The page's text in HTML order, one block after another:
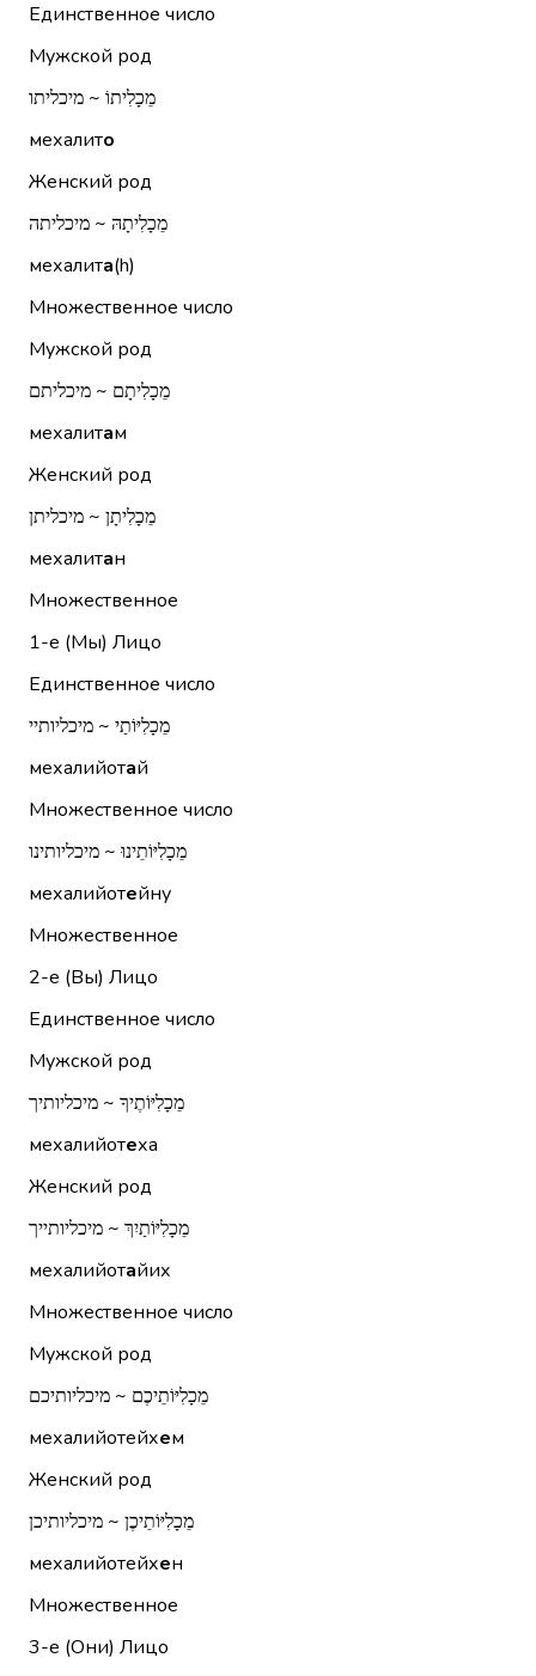
Единственное число
Мужской род
מֵכָלִיתוֹ ~ מיכליתו
мехалито
Женский род
מֵכָלִיתָהּ ~ מיכליתה
мехалита(h)
Множественное число
Мужской род
מֵכָלִיתָם ~ מיכליתם
мехалитам
Женский род
מֵכָלִיתָן ~ מיכליתן
мехалитан
Множественное
1-е (Мы) Лицо
Единственное число
מֵכָלִיּוֹתַי ~ מיכליותיי
мехалийотай
Множественное число
מֵכָלִיּוֹתֵינוּ ~ מיכליותינו
мехалийотейну
Множественное
2-е (Вы) Лицо
Единственное число
Мужской род
מֵכָלִיּוֹתֶיךָ ~ מיכליותיך
мехалийотеха
Женский род
מֵכָלִיּוֹתַיִךְ ~ מיכליותייך
мехалийотайих
Множественное число
Мужской род
מֵכָלִיּוֹתֵיכֶם ~ מיכליותיכם
мехалийотейхем
Женский род
מֵכָלִיּוֹתֵיכֶן ~ מיכליותיכן
мехалийотейхен
Множественное
3-е (Они) Лицо